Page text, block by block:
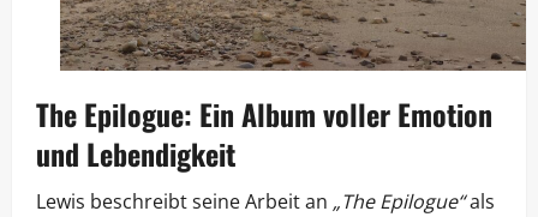
The Epilogue: Ein Album voller Emotion
und Lebendigkeit
Lewis beschreibt seine Arbeit an „The Epilogue“als